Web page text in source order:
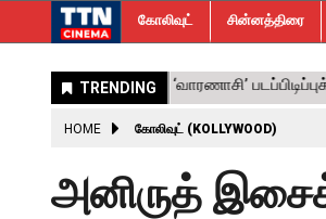
கோலிவுட் சின்னத்திரை
HOME கோலிவுட் (KOLLYWOOD)
அனிருத்